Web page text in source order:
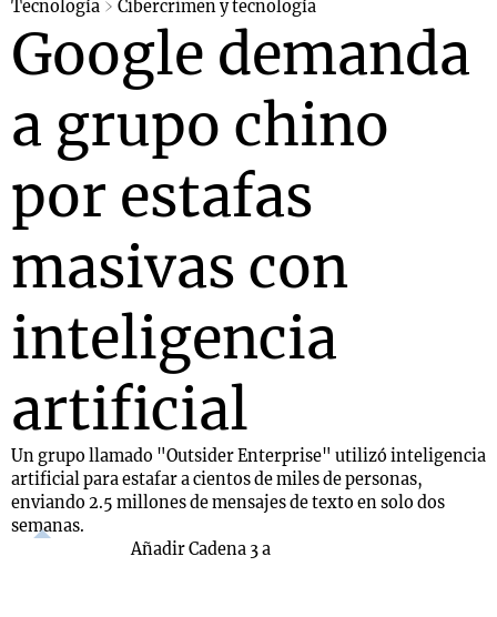
Tecnología Cibercrimen y tecnología
Google demanda
a grupo chino
por estafas
masivas con
inteligencia
artificial
Un grupo llamado "Outsider Enterprise" utilizó inteligencia
artificial para estafar a cientos de miles de personas,
enviando 2.5 millones de mensajes de texto en solo dos
semanas.
Añadir Cadena 3 a